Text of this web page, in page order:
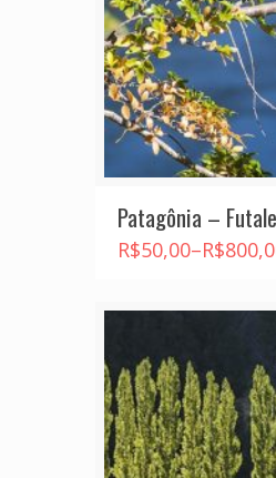
Patagônia –
R$50,00–R$